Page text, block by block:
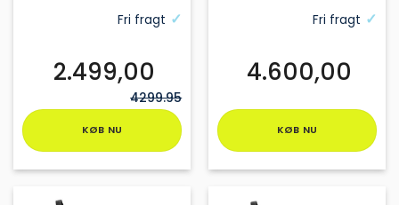
Fri fragt
KØB NU
vare
4299.95
2.499,00
Fri fragt
KØB NU
vare
4.600,00